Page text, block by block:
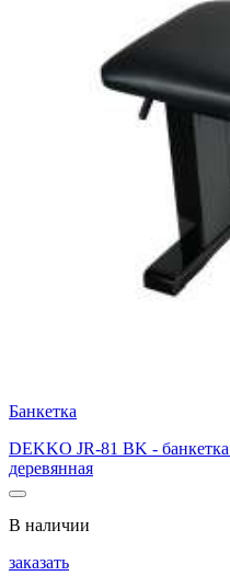
Банкетка
DEKKO JR-81 BK -
деревянная
В наличии
заказать